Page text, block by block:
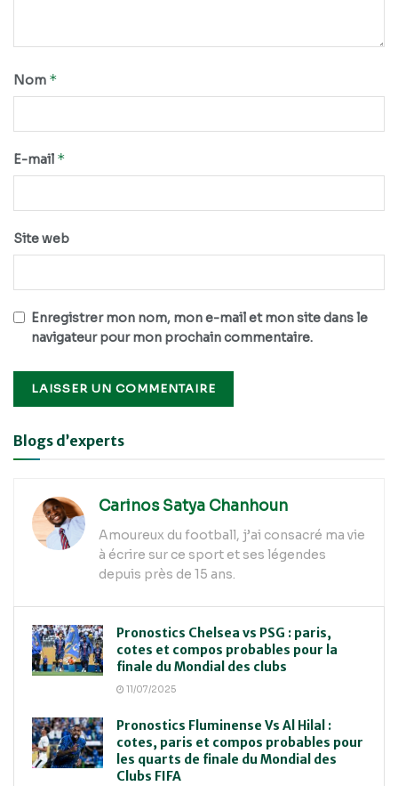
Nom *
E-mail *
Site web
Enregistrer mon nom, mon e-mail et mon site dans le
navigateur pour mon prochain commentaire.
Alternative:
Blogs d’experts
Carinos Satya Chanhoun
Amoureux du football, j’ai consacré ma vie
à écrire sur ce sport et ses légendes
depuis près de 15 ans.
Pronostics Chelsea vs PSG : paris,
cotes et compos probables pour la
finale du Mondial des clubs
11/07/2025
Pronostics Fluminense Vs Al Hilal :
cotes, paris et compos probables pour
les quarts de finale du Mondial des
Clubs FIFA